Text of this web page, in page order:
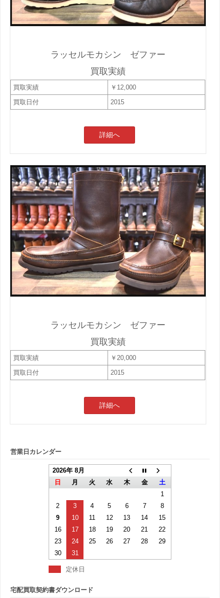
ラッセルモカシン ゼファー
買取実績
買取実績
￥12,000
買取日付
2015
詳細へ
ラッセルモカシン ゼファー
買取実績
買取実績
￥20,000
買取日付
2015
詳細へ
営業日カレンダー
2026年 8月
日
月 火 水 木 金
土
1
2
3 4 5 6 7
8
9
10 11 12 13 14
15
16
17 18 19 20 21
22
23
24 25 26 27 28
29
30
31
定休日
宅配買取契約書ダウンロード